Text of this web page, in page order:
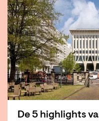
De 5 highlights